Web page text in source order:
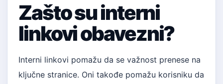
Zašto su interni
linkovi obavezni?
Interni linkovi pomažu da se važnost prenese na
ključne stranice. Oni takođe pomažu korisniku da